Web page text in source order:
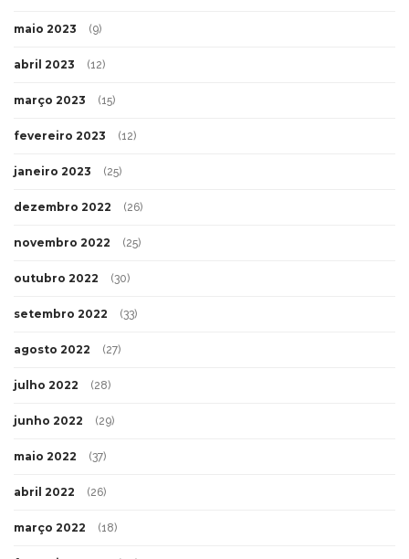
maio 2023 (9)
abril 2023 (12)
março 2023 (15)
fevereiro 2023 (12)
janeiro 2023 (25)
dezembro 2022 (26)
novembro 2022 (25)
outubro 2022 (30)
setembro 2022 (33)
agosto 2022 (27)
julho 2022 (28)
junho 2022 (29)
maio 2022 (37)
abril 2022 (26)
março 2022 (18)